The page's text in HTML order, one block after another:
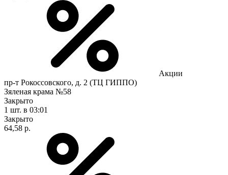
Акции
пр-т Рокоссовского, д. 2 (ТЦ ГИППО)
Зяленая крама №58
Закрыто
1 шт. в 03:01
Закрыто
64,58 р.